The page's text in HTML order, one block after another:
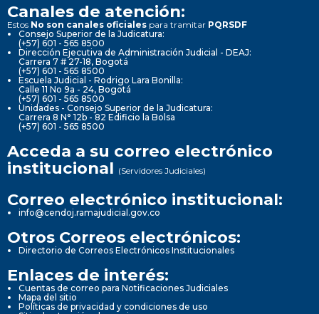
Canales de atención:
Estos No son canales oficiales para tramitar PQRSDF
Consejo Superior de la Judicatura:
(+57) 601 - 565 8500
Dirección Ejecutiva de Administración Judicial - DEAJ:
Carrera 7 # 27-18, Bogotá
(+57) 601 - 565 8500
Escuela Judicial - Rodrigo Lara Bonilla:
Calle 11 No 9a - 24, Bogotá
(+57) 601 - 565 8500
Unidades - Consejo Superior de la Judicatura:
Carrera 8 N° 12b - 82 Edificio la Bolsa
(+57) 601 - 565 8500
Acceda a su correo electrónico
institucional (Servidores Judiciales)
Correo electrónico institucional:
info@cendoj.ramajudicial.gov.co
Otros Correos electrónicos:
Directorio de Correos Electrónicos Institucionales
Enlaces de interés:
Cuentas de correo para Notificaciones Judiciales
Mapa del sitio
Políticas de privacidad y condiciones de uso